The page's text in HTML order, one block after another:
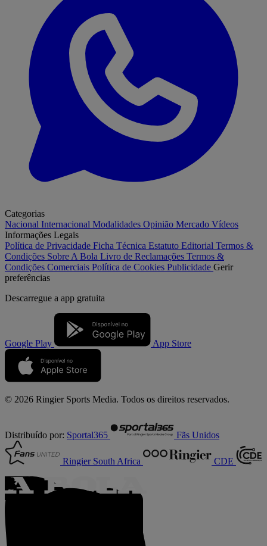
Categorias
Nacional Internacional Modalidades Opinião Mercado Vídeos
Informações Legais
Política de Privacidade Ficha Técnica Estatuto Editorial Termos &
Condições Sobre A Bola Livro de Reclamações Termos &
Condições Comerciais Política de Cookies Publicidade Gerir
preferências
Descarregue a app gratuita
Google Play App Store
© 2026 Ringier Sports Media. Todos os direitos reservados.
Distribuído por: Sportal365 Fãs Unidos
Ringier South Africa CDE